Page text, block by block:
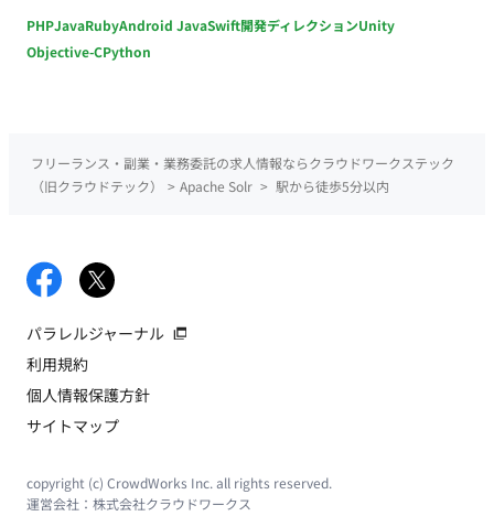
PHPJavaRubyAndroid JavaSwift開発ディレクションUnity
Objective-CPython
フリーランス・副業・業務委託の求人情報ならクラウドワークステック
（旧クラウドテック）
> Apache Solr > 駅から徒歩5分以内
パラレルジャーナル
利用規約
個人情報保護方針
サイトマップ
copyright (c) CrowdWorks Inc. all rights reserved.
運営会社： 株式会社クラウドワークス